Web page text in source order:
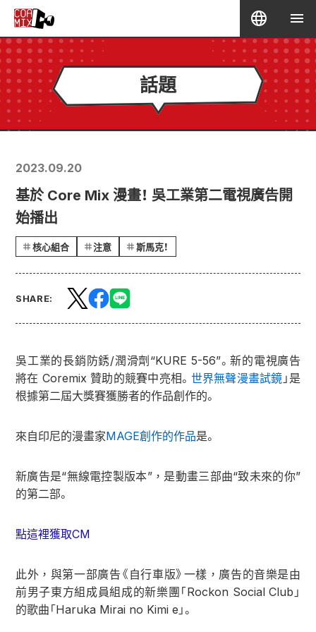
話題
2023.09.20
基於 Core Mix 漫畫！ 吳工業第二電視廣告開
始播出
核心組合 注意 斯馬克！
SHARE:
吳工業的長銷防銹/潤滑劑“KURE 5-56”。新的電視廣告
將在 Coremix 贊助的競賽中亮相。 世界無聲漫畫試鏡 」是
根據第二屆大獎賽獲勝者的作品創作的。
來自印尼的漫畫家MAGE創作的作品是。
新廣告是“無線電控製版本”，是動畫三部曲“致未來的你”
的第二部。
點這裡獲取CM
此外，與第一部廣告《自行車版》一樣，廣告的音樂是由
前男子東方組成員組成的新樂團「Rockon Social Club」
的歌曲「Haruka Mirai no Kimi e」。